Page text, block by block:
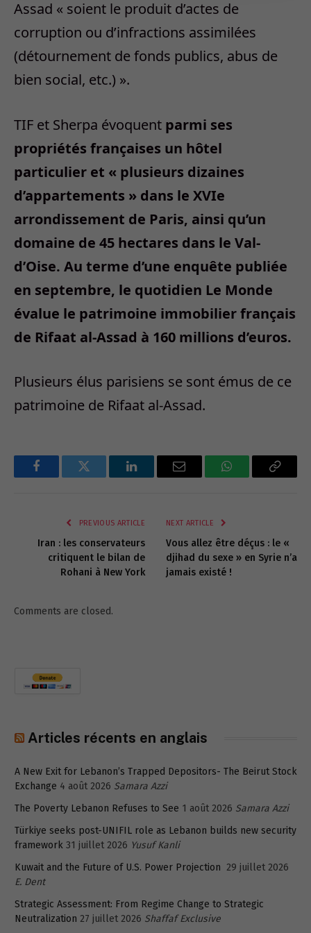
Assad « soient le produit d’actes de
corruption ou d’infractions assimilées
(détournement de fonds publics, abus de
bien social, etc.) ».
TIF et Sherpa évoquent parmi ses
propriétés françaises un hôtel
particulier et « plusieurs dizaines
d’appartements » dans le XVIe
arrondissement de Paris, ainsi qu’un
domaine de 45 hectares dans le Val-
d’Oise. Au terme d’une enquête publiée
en septembre, le quotidien Le Monde
évalue le patrimoine immobilier français
de Rifaat al-Assad à 160 millions d’euros.
Plusieurs élus parisiens se sont émus de ce
patrimoine de Rifaat al-Assad.
FacebookTwitter LinkedInEmail WhatsAppCopy
PREVIOUS ARTICLE
Iran : les conservateurs
critiquent le bilan de
Rohani à New York
NEXT ARTICLE
Vous allez être déçus : le «
djihad du sexe » en Syrie n’a
jamais existé !
Comments are closed.
Articles récents en anglais
A New Exit for Lebanon’s Trapped Depositors- The Beirut Stock
Exchange 4 août 2026 Samara Azzi
The Poverty Lebanon Refuses to See 1 août 2026 Samara Azzi
Türkiye seeks post-UNIFIL role as Lebanon builds new security
framework 31 juillet 2026 Yusuf Kanli
Kuwait and the Future of U.S. Power Projection 29 juillet 2026
E. Dent
Strategic Assessment: From Regime Change to Strategic
Neutralization 27 juillet 2026 Shaffaf Exclusive